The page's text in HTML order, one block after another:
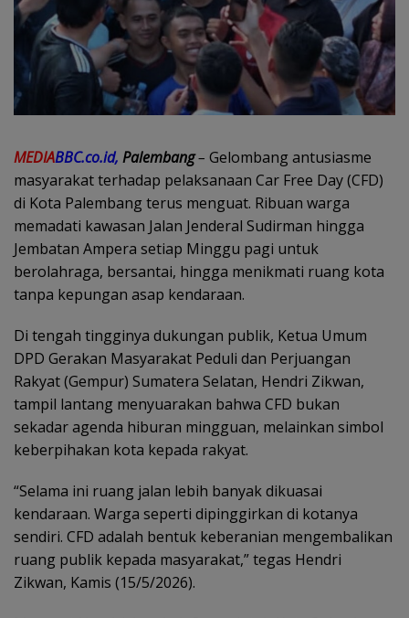
MEDIABBC.co.id, Palembang– Gelombang antusiasme
masyarakat terhadap pelaksanaan Car Free Day (CFD)
di Kota Palembang terus menguat. Ribuan warga
memadati kawasan Jalan Jenderal Sudirman hingga
Jembatan Ampera setiap Minggu pagi untuk
berolahraga, bersantai, hingga menikmati ruang kota
tanpa kepungan asap kendaraan.
Di tengah tingginya dukungan publik, Ketua Umum
DPD Gerakan Masyarakat Peduli dan Perjuangan
Rakyat (Gempur) Sumatera Selatan, Hendri Zikwan,
tampil lantang menyuarakan bahwa CFD bukan
sekadar agenda hiburan mingguan, melainkan simbol
keberpihakan kota kepada rakyat.
“Selama ini ruang jalan lebih banyak dikuasai
kendaraan. Warga seperti dipinggirkan di kotanya
sendiri. CFD adalah bentuk keberanian mengembalikan
ruang publik kepada masyarakat,” tegas Hendri
Zikwan, Kamis (15/5/2026).